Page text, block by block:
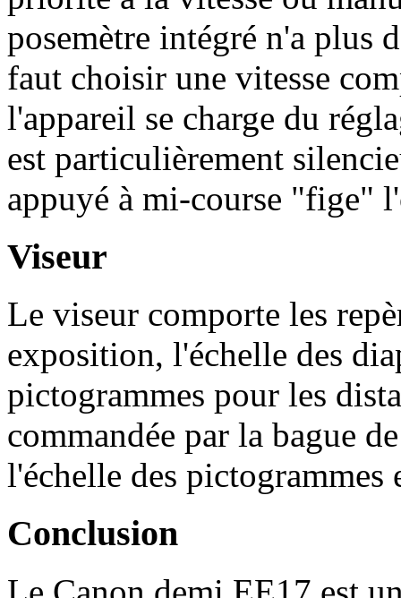
posemètre intégré n'a plus
faut choisir une vitesse
l'appareil se charge du
est particulièrement
appuyé à mi-course "fige"
Viseur
Le viseur comporte les
exposition, l'échelle des
pictogrammes pour les
commandée par la bague
l'échelle des
Conclusion